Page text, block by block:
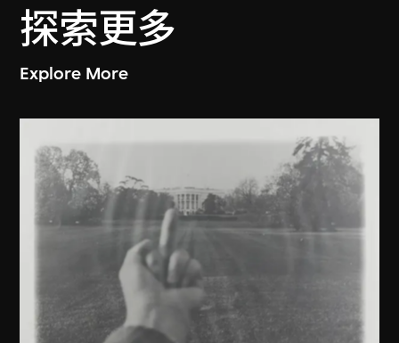
探索更多
Explore More